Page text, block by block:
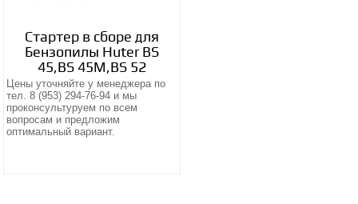
Стартер в сборе для
Бензопилы Huter BS
45,BS 45М,BS 52
Цены уточняйте у менеджера по
тел. 8 (953) 294-76-94 и мы
проконсультуруем по всем
вопросам и предложим
оптимальный вариант.